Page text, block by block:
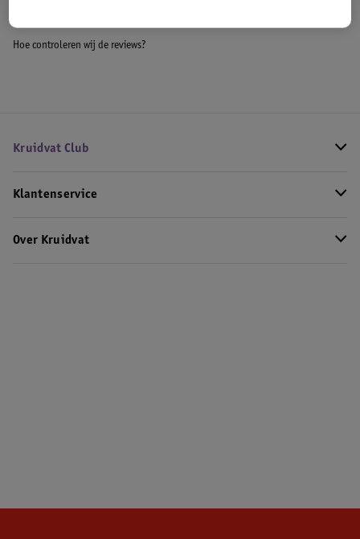
Hoe controleren wij de reviews?
Kruidvat Club
Klantenservice
Over Kruidvat